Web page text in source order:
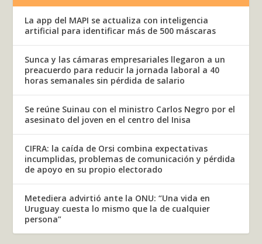
La app del MAPI se actualiza con inteligencia
artificial para identificar más de 500 máscaras
Sunca y las cámaras empresariales llegaron a un
preacuerdo para reducir la jornada laboral a 40
horas semanales sin pérdida de salario
Se reúne Suinau con el ministro Carlos Negro por el
asesinato del joven en el centro del Inisa
CIFRA: la caída de Orsi combina expectativas
incumplidas, problemas de comunicación y pérdida
de apoyo en su propio electorado
Metediera advirtió ante la ONU: “Una vida en
Uruguay cuesta lo mismo que la de cualquier
persona”